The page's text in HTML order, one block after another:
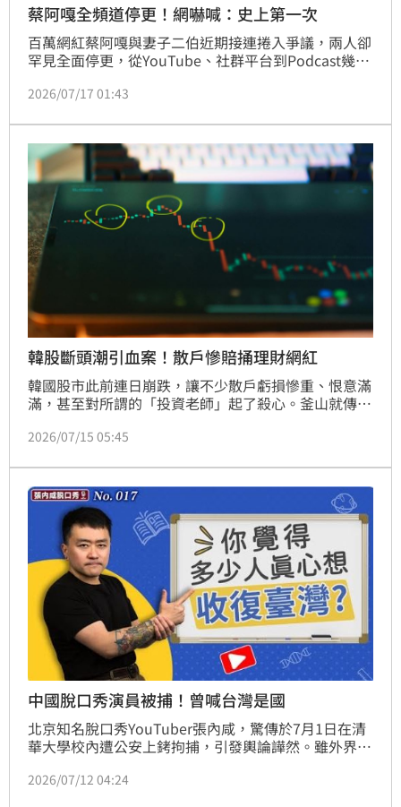
蔡阿嘎全頻道停更！網嚇喊：史上第一次
百萬網紅蔡阿嘎與妻子二伯近期接連捲入爭議，兩人卻
罕見全面停更，從YouTube、社群平台到Podcast幾乎
呼「到底發生什麼事？」、「第一次看到全頻道一起停
2026/07/17 01:43
韓股斷頭潮引血案！散戶慘賠捅理財網紅
韓國股市此前連日崩跌，讓不少散戶虧損慘重、恨意滿
滿，甚至對所謂的「投資老師」起了殺心。釜山就傳出
將對方連捅數刀刺傷，隨後遭警方以殺人未遂罪嫌逮
2026/07/15 05:45
中國脫口秀演員被捕！曾喊台灣是國
北京知名脫口秀YouTuber張內咸，驚傳於7月1日在清
華大學校內遭公安上銬拘捕，引發輿論譁然。雖外界多
出，張內咸被捕前在社群平台X連續發文，不僅公開主
2026/07/12 04:24